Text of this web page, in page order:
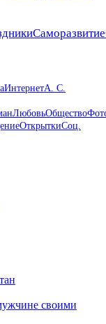
Саморазвитие
ИнтернетА. С.
ЛюбовьОбщество
ОткрыткиСоц.
своими